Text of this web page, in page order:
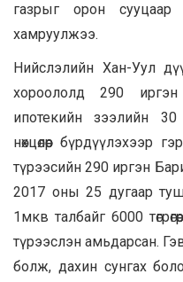
газрыг орон сууцаар
хамруулжээ.
Нийслэлийн Хан-Уул
хороололд 290
ипотекийн зээлийн 30
нөхцөлөөр бүрдүүлэхээр
түрээсийн 290 иргэн
2017 оны 25 дугаар
1мкв талбайг 6000
түрээслэн амьдарсан.
болж, дахин сунгах